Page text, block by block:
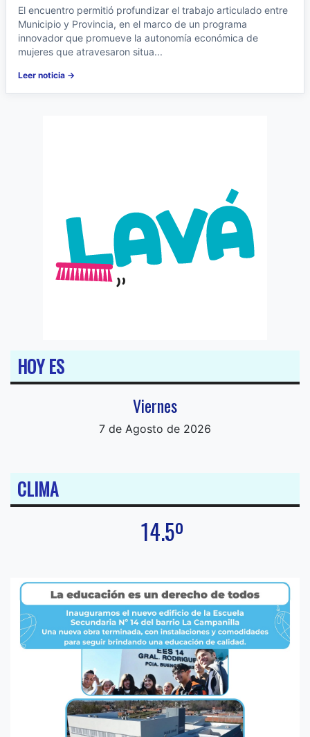
El encuentro permitió profundizar el trabajo articulado entre
Municipio y Provincia, en el marco de un programa
innovador que promueve la autonomía económica de
mujeres que atravesaron situa...
Leer noticia →
HOY ES
Viernes
7 de Agosto de 2026
CLIMA
14.5º